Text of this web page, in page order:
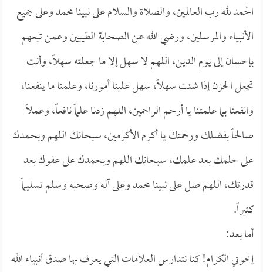
الحمد لله رب العالمين، والصلاة والسلام على نبينا محمد وعلى جميع
الأنبياء والمرسلين، ورضي الله عن الصحابة الطيبين وعمن تبعهم
بإحسان إلى يوم الدين، اللهم لا سهل إلا ما جعلته سهلاً، وأنت
تجعل الحزن إذا شئت سهلاً، سهل علينا أمورنا، وعلمنا ما ينفعنا،
وانفعنا بما علمتنا يا أرحم الراحمين، اللهم زدنا علماً نافعاً، وعملاً
صالحاً بفضلك ورحمتك يا أكرم الأكرمين، سبحانك اللهم وبحمدك
على حلمك بعد علمك، سبحانك اللهم وبحمدك على عفوك بعد
قدرتك، اللهم صل على نبينا محمد وعلى آله وصحبه وسلم تسليماً
كثيراً.
أما بعد:
إخوتي الكرام! كنا نتدارس العلامات التي يعرف بها صدق أنبياء الله